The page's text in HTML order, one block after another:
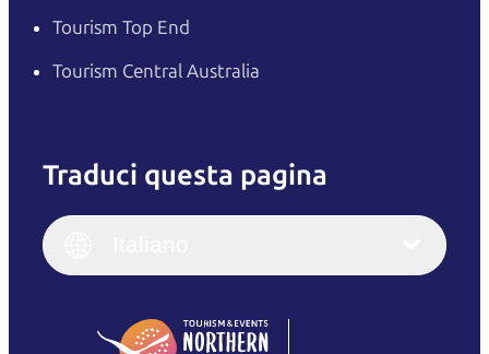
Tourism Top End
Tourism Central Australia
Traduci questa pagina
English
Italiano